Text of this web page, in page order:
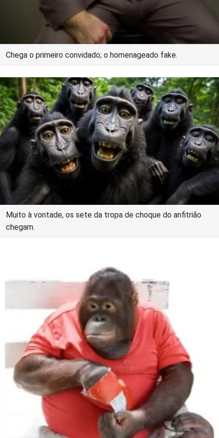
Chega o primeiro convidado; o homenageado fake.
Muito à vontade, os sete da tropa de choque do anfitrião
chegam.